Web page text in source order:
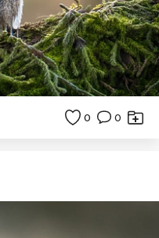
0 0